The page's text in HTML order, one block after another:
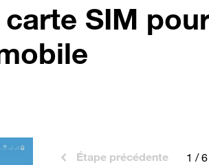
SIM
Étape précédente 1 / 6